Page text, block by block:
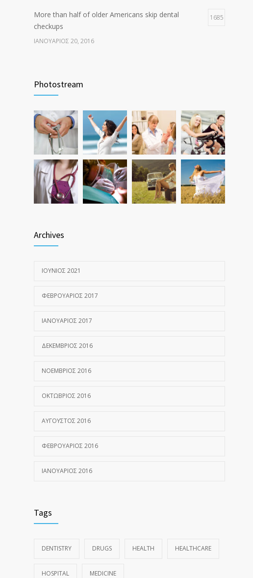
More than half of older Americans skip dental
checkups
1685
ΙΑΝΟΥΆΡΙΟΣ 20, 2016
Hormone dramatically increases insulin production,
possible diabetes breakthrough
1579
ΟΚΤΏΒΡΙΟΣ 25, 2016
Photostream
Archives
ΙΟΎΝΙΟΣ 2021
ΦΕΒΡΟΥΆΡΙΟΣ 2017
ΙΑΝΟΥΆΡΙΟΣ 2017
ΔΕΚΈΜΒΡΙΟΣ 2016
ΝΟΈΜΒΡΙΟΣ 2016
ΟΚΤΏΒΡΙΟΣ 2016
ΑΎΓΟΥΣΤΟΣ 2016
ΦΕΒΡΟΥΆΡΙΟΣ 2016
ΙΑΝΟΥΆΡΙΟΣ 2016
Tags
DENTISTRY DRUGS HEALTH HEALTHCARE
HOSPITAL MEDICINE